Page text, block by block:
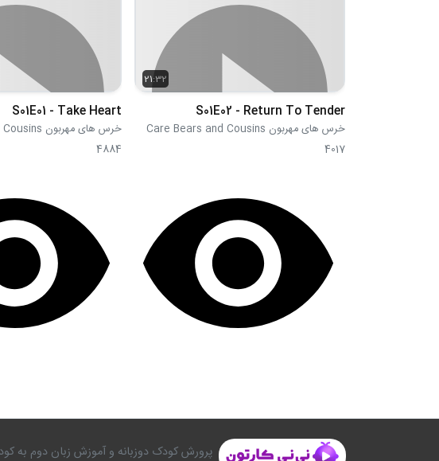
21:32
S01E02 - Return To Tender
خرس های مهربون Care Bears and Cousins
4017
S01E01 - Take Heart
خرس های مهربون Care Bears and Cousins
4884
پرورش کودک دوزبانه و آموزش زبان دوم به